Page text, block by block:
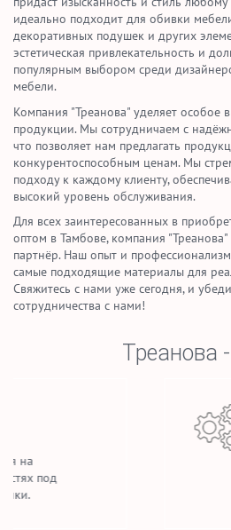
идеально подходит для обивки
декоративных подушек и других
эстетическая привлекательность и
популярным выбором среди
мебели.
Компания "Треанова" уделяет особое
продукции. Мы сотрудничаем с
что позволяет нам предлагать
конкурентоспособным ценам. Мы
подходу к каждому клиенту,
высокий уровень обслуживания.
Для всех заинтересованных в
оптом в Тамбове, компания
партнёр. Наш опыт и
самые подходящие материалы для
Свяжитесь с нами уже сегодня, и
сотрудничества с нами!
Треанова
Ежемесячно мы
погонных метров